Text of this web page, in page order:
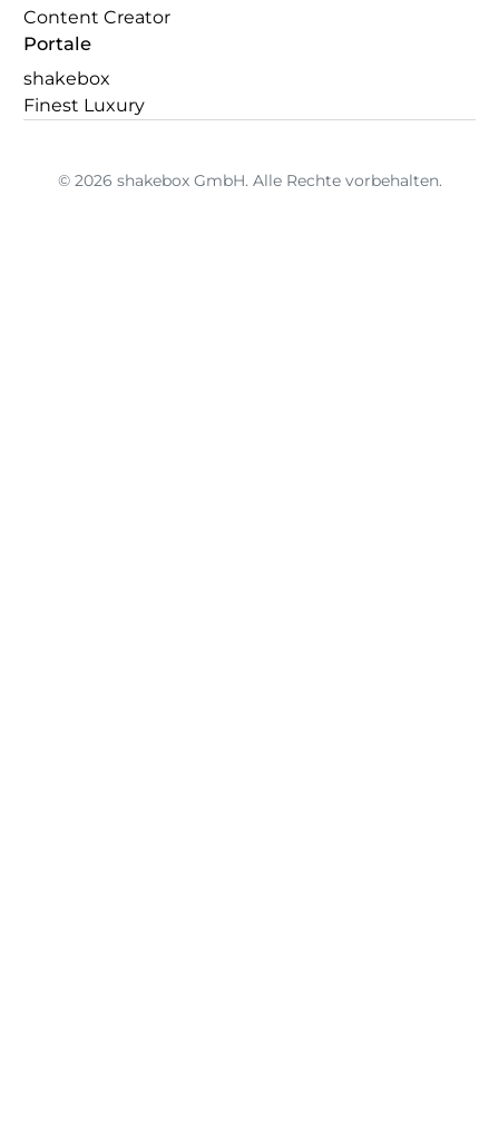
Content Creator
Portale
shakebox
Finest Luxury
© 2026 shakebox GmbH. Alle Rechte vorbehalten.